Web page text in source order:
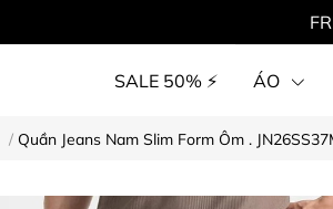
SALE 50% ⚡ ÁO
/ Quần Jeans Nam Slim Form Ôm .